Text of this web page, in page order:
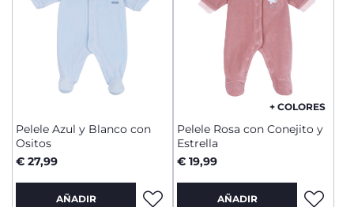
Pelele Azul y Blanco con
Ositos
€ 27,99
AÑADIR
+ COLORES
Pelele Rosa con Conejito y
Estrella
€ 19,99
AÑADIR